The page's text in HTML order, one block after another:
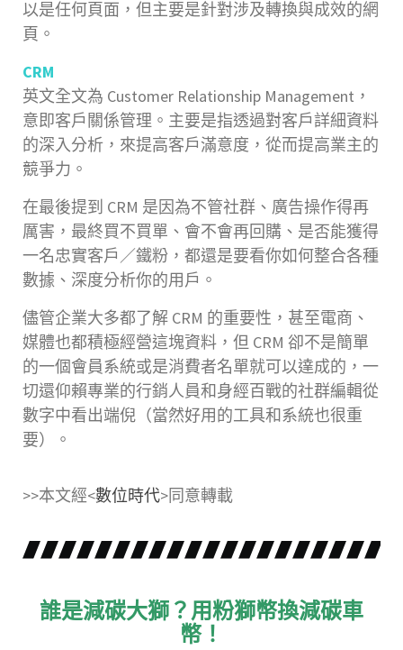
以是任何頁面，但主要是針對涉及轉換與成效的網
頁。
CRM
英文全文為 Customer Relationship Management，
意即客戶關係管理。主要是指透過對客戶詳細資料
的深入分析，來提高客戶滿意度，從而提高業主的
競爭力。
在最後提到 CRM 是因為不管社群、廣告操作得再
厲害，最終買不買單、會不會再回購、是否能獲得
一名忠實客戶／鐵粉，都還是要看你如何整合各種
數據、深度分析你的用戶。
儘管企業大多都了解 CRM 的重要性，甚至電商、
媒體也都積極經營這塊資料，但 CRM 卻不是簡單
的一個會員系統或是消費者名單就可以達成的，一
切還仰賴專業的行銷人員和身經百戰的社群編輯從
數字中看出端倪（當然好用的工具和系統也很重
要）。
>>本文經<數位時代>同意轉載
誰是減碳大獅？用粉獅幣換減碳車
幣！